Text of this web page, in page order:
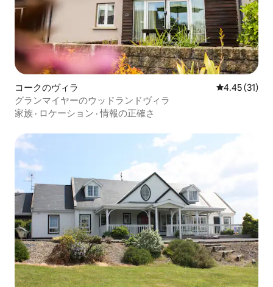
コークのヴィラ レビュー31
4.45 (31)
グランマイヤーのウッドランドヴィラ
家族 · ロケーション ·情報の正確さ